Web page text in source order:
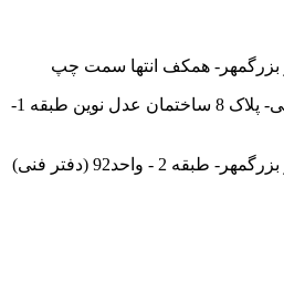
بزرگمهر- همکف انتها سمت چپ
خیابان رودباری- کوچه عظیمی- پلاک 8 ساختمان عدل نوین طبقه 1-
2 - واحد92 (دفتر فنی)